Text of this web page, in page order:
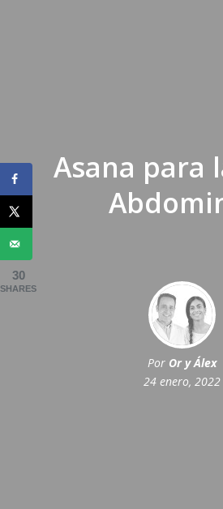
Asana para
Por Or y Álex
24 enero, 2022
30
SHARES